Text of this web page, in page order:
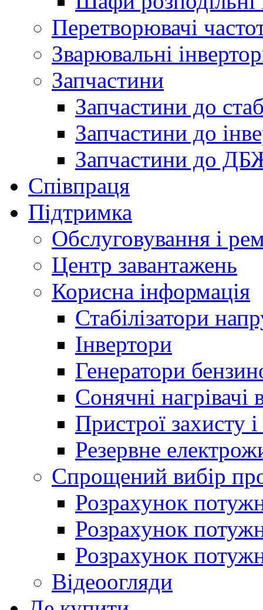
Перетворювачі
Зварювальні
Запчастини
Запчастини до
Запчастини до
Запчастини до
Співпраця
Підтримка
Обслуговування і
Центр завантажень
Корисна інформація
Стабілізатори
Інвертори
Генератори
Сонячні нагрівачі
Пристрої захисту і
Резервне
Спрощений вибір
Розрахунок
Розрахунок
Розрахунок
Відеоогляди